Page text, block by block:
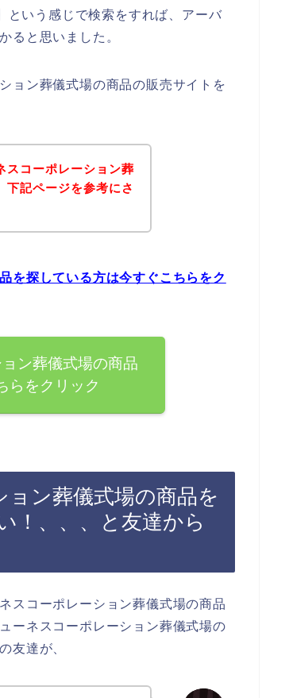
いう感じで検索をすれば、アーバ
ると思いました。
ョン葬儀式場の商品の販売サイトを
スコーポレーション葬
下記ページを参考にさ
を探している方は今すぐこちらをク
ン葬儀式場の商品
らをクリック
ン葬儀式場の商品を
！、、、と友達から
スコーポレーション葬儀式場の商品
ーネスコーポレーション葬儀式場の
友達が、